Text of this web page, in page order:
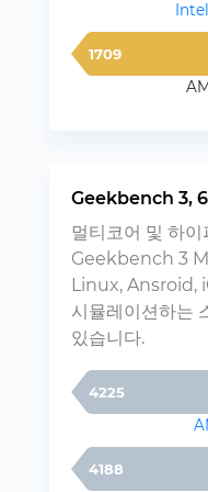
1709
Geekbench 3,
멀티코어 및 하
Geekbench 3
Linux, Ansroid,
시뮬레이션하는
있습니다.
4225
4188